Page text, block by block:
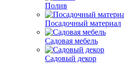
Полив
Посадочный материал
Садовая мебель
Садовый декор